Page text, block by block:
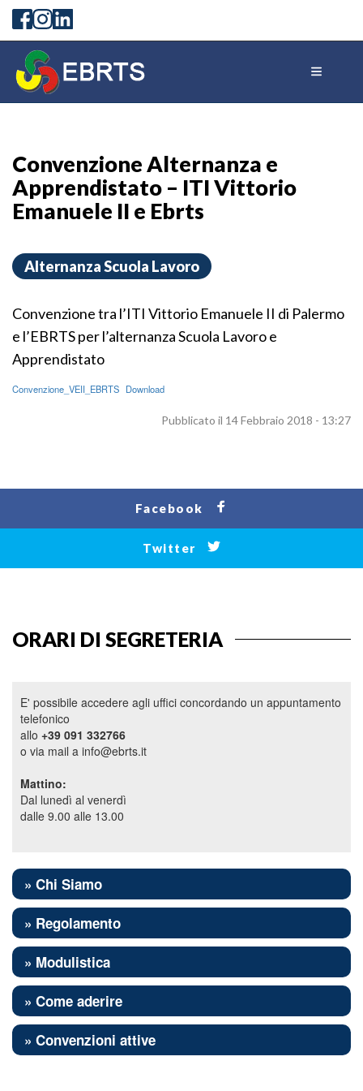
Convenzione Alternanza e
Apprendistato – ITI Vittorio
Emanuele II e Ebrts
Alternanza Scuola Lavoro
Convenzione tra l’ITI Vittorio Emanuele II di Palermo
e l’EBRTS per l’alternanza Scuola Lavoro e
Apprendistato
Convenzione_VEII_EBRTS Download
Pubblicato il 14 Febbraio 2018 - 13:27
Facebook
Twitter
ORARI DI SEGRETERIA
E' possibile accedere agli uffici concordando un appuntamento
telefonico
allo +39 091 332766
o via mail a info@ebrts.it
Mattino:
Dal lunedì al venerdì
dalle 9.00 alle 13.00
» Chi Siamo
» Regolamento
» Modulistica
» Come aderire
» Convenzioni attive